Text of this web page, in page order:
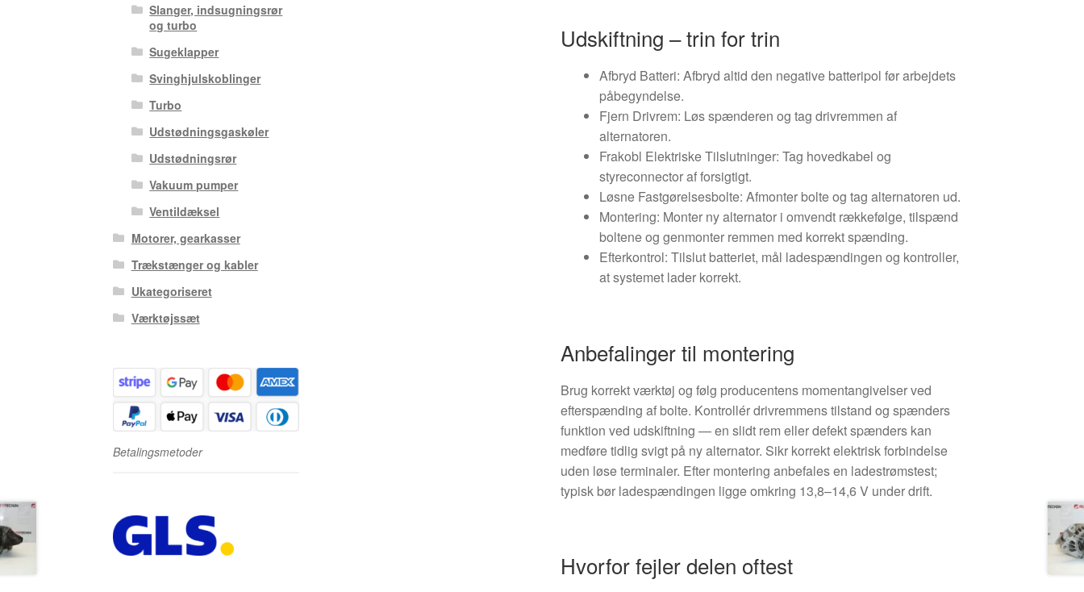
Udskiftning – trin for trin
Afbryd Batteri: Afbryd altid den negative batteripol før arbejdets
påbegyndelse.
Fjern Drivrem: Løs spænderen og tag drivremmen af
alternatoren.
Frakobl Elektriske Tilslutninger: Tag hovedkabel og
styreconnector af forsigtigt.
Løsne Fastgørelsesbolte: Afmonter bolte og tag alternatoren ud.
Montering: Monter ny alternator i omvendt rækkefølge, tilspænd
boltene og genmonter remmen med korrekt spænding.
Efterkontrol: Tilslut batteriet, mål ladespændingen og kontroller,
at systemet lader korrekt.
Anbefalinger til montering
Brug korrekt værktøj og følg producentens momentangivelser ved
efterspænding af bolte. Kontrollér drivremmens tilstand og spænders
funktion ved udskiftning — en slidt rem eller defekt spænders kan
medføre tidlig svigt på ny alternator. Sikr korrekt elektrisk forbindelse
uden løse terminaler. Efter montering anbefales en ladestrømstest;
typisk bør ladespændingen ligge omkring 13,8–14,6 V under drift.
Hvorfor fejler delen oftest
Slanger, indsugningsrør
og turbo
Sugeklapper
Svinghjulskoblinger
Turbo
Udstødningsgaskøler
Udstødningsrør
Vakuum pumper
Ventildæksel
Motorer, gearkasser
Trækstænger og kabler
Ukategoriseret
Værktøjssæt
Betalingsmetoder